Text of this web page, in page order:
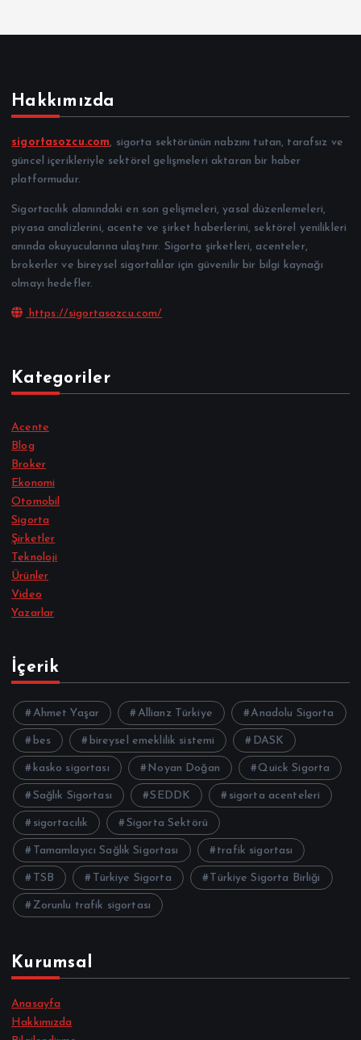
Hakkımızda
sigortasozcu.com, sigorta sektörünün nabzını tutan, tarafsız ve
güncel içerikleriyle sektörel gelişmeleri aktaran bir haber
platformudur.
Sigortacılık alanındaki en son gelişmeleri, yasal düzenlemeleri,
piyasa analizlerini, acente ve şirket haberlerini, sektörel yenilikleri
anında okuyucularına ulaştırır. Sigorta şirketleri, acenteler,
brokerler ve bireysel sigortalılar için güvenilir bir bilgi kaynağı
olmayı hedefler.
https://sigortasozcu.com/
Kategoriler
Acente
Blog
Broker
Ekonomi
Otomobil
Sigorta
Şirketler
Teknoloji
Ürünler
Video
Yazarlar
İçerik
Ahmet Yaşar Allianz Türkiye Anadolu Sigorta
bes bireysel emeklilik sistemi DASK
kasko sigortası Noyan Doğan Quick Sigorta
Sağlık Sigortası SEDDK sigorta acenteleri
sigortacılık Sigorta Sektörü
Tamamlayıcı Sağlık Sigortası trafik sigortası
TSB Türkiye Sigorta Türkiye Sigorta Birliği
Zorunlu trafik sigortası
Kurumsal
Anasayfa
Hakkımızda